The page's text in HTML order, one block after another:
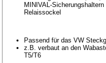
MINIVAL-
Relaissockel
Passend für das VW
z.B. verbaut an den
T5/T6